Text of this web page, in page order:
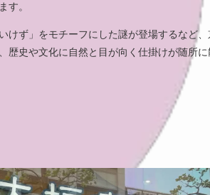
す。
けず」をモチーフにした謎が登場するなど
歴史や文化に自然と目が向く仕掛けが随所